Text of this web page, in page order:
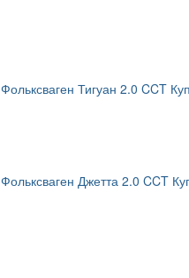
Тигуан 2.0 CCT
Джетта 2.0 CCT